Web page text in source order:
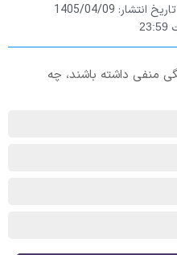
تاریخ انتشار: 1405/04/09
منفی داشته باشند، چه